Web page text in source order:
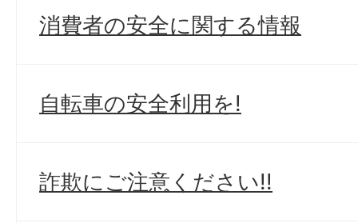
消費者の安全に関する情報
自転車の安全利用を!
詐欺にご注意ください!!